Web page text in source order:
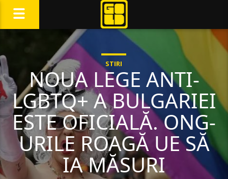
STIRI
NOUA LEGE ANTI-
LGBTQ+ A BULGARIEI
ESTE OFICIALĂ. ONG-
URILE ROAGĂ UE SĂ
IA MĂSURI